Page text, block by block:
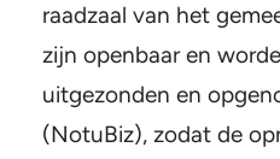
raadzaal van het
zijn openbaar en
uitgezonden en
(NotuBiz), zodat de